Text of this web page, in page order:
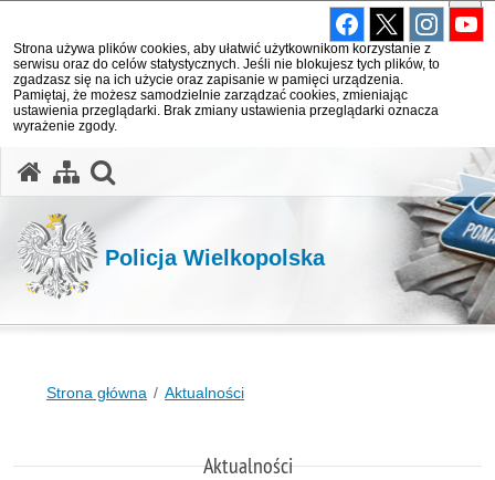
Strona używa plików cookies, aby ułatwić użytkownikom korzystanie z
serwisu oraz do celów statystycznych. Jeśli nie blokujesz tych plików, to
zgadzasz się na ich użycie oraz zapisanie w pamięci urządzenia.
Pamiętaj, że możesz samodzielnie zarządzać cookies, zmieniając
ustawienia przeglądarki. Brak zmiany ustawienia przeglądarki oznacza
wyrażenie zgody.
Policja Wielkopolska
Strona główna Aktualności
Aktualności